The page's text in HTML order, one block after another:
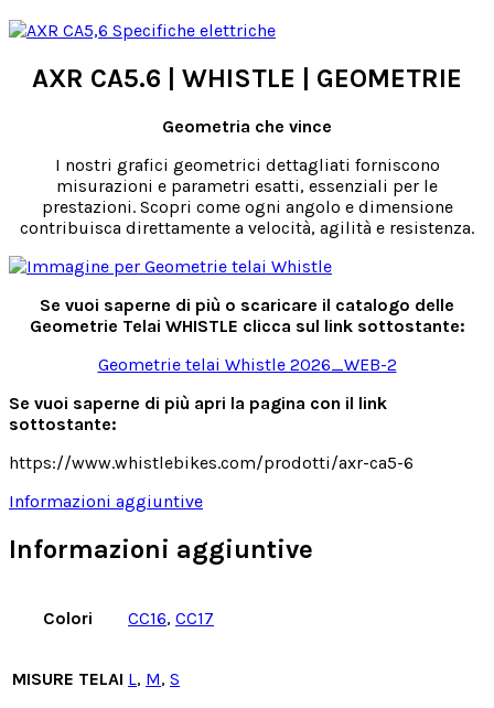
AXR CA5.6 | WHISTLE | GEOMETRIE
Geometria che vince
I nostri grafici geometrici dettagliati forniscono
misurazioni e parametri esatti, essenziali per le
prestazioni. Scopri come ogni angolo e dimensione
contribuisca direttamente a velocità, agilità e resistenza.
Se vuoi saperne di più o scaricare il catalogo delle
Geometrie Telai WHISTLE clicca sul link sottostante:
Geometrie telai Whistle 2026_WEB-2
Se vuoi saperne di più apri la pagina con il link
sottostante:
https://www.whistlebikes.com/prodotti/axr-ca5-6
Informazioni aggiuntive
Informazioni aggiuntive
Colori CC16, CC17
MISURE TELAI L, M, S